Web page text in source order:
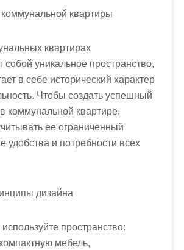
квартиры
квартирах
собой уникальное пространство,
в себе исторический характер
Чтобы создать успешный
коммунальной квартире,
ее ограниченный
удобства и потребности всех
дизайна
пространство:
мебель,